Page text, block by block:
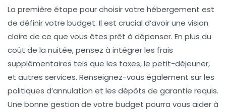
La première étape pour choisir votre hébergement est
de définir votre budget. Il est crucial d’avoir une vision
claire de ce que vous êtes prêt à dépenser. En plus du
coût de la nuitée, pensez à intégrer les frais
supplémentaires tels que les taxes, le petit-déjeuner,
et autres services. Renseignez-vous également sur les
politiques d’annulation et les dépôts de garantie requis.
Une bonne gestion de votre budget pourra vous aider à